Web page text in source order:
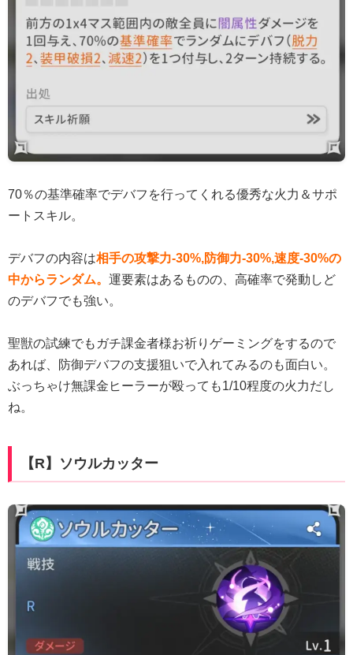
70％の基準確率でデバフを行ってくれる優秀な火力＆サポ
ートスキル。
デバフの内容は相手の攻撃力-30%,防御力-30%,速度-30%の
中からランダム。 運要素はあるものの、高確率で発動しど
のデバフでも強い。
聖獣の試練でもガチ課金者様お祈りゲーミングをするので
あれば、防御デバフの支援狙いで入れてみるのも面白い。
ぶっちゃけ無課金ヒーラーが殴っても1/10程度の火力だし
ね。
【R】ソウルカッター